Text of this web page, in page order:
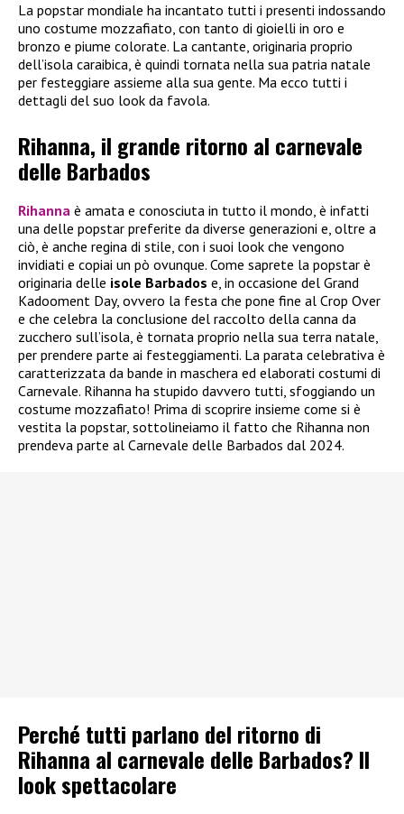
La popstar mondiale ha incantato tutti i presenti indossando
uno costume mozzafiato, con tanto di gioielli in oro e
bronzo e piume colorate. La cantante, originaria proprio
dell’isola caraibica, è quindi tornata nella sua patria natale
per festeggiare assieme alla sua gente. Ma ecco tutti i
dettagli del suo look da favola.
Rihanna, il grande ritorno al carnevale
delle Barbados
Rihanna è amata e conosciuta in tutto il mondo, è infatti
una delle popstar preferite da diverse generazioni e, oltre a
ciò, è anche regina di stile, con i suoi look che vengono
invidiati e copiai un pò ovunque. Come saprete la popstar è
originaria delle isole Barbados e, in occasione del Grand
Kadooment Day, ovvero la festa che pone fine al Crop Over
e che celebra la conclusione del raccolto della canna da
zucchero sull’isola, è tornata proprio nella sua terra natale,
per prendere parte ai festeggiamenti. La parata celebrativa è
caratterizzata da bande in maschera ed elaborati costumi di
Carnevale. Rihanna ha stupido davvero tutti, sfoggiando un
costume mozzafiato! Prima di scoprire insieme come si è
vestita la popstar, sottolineiamo il fatto che Rihanna non
prendeva parte al Carnevale delle Barbados dal 2024.
Perché tutti parlano del ritorno di
Rihanna al carnevale delle Barbados? Il
look spettacolare